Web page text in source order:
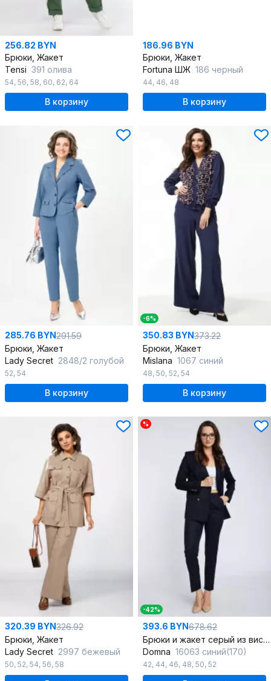
256.82 BYN
Брюки, Жакет
Tensi 391 олива
54, 56, 58, 60, 62, 64
В корзину
186.96 BYN
Брюки, Жакет
Fortuna ШЖ 186 черный
44, 46, 48
В корзину
285.76 BYN291.59
Брюки, Жакет
Lady Secret 2848/2 голубой
52, 54
В корзину
-6%
350.83 BYN373.22
Брюки, Жакет
Mislana 1067 синий
48, 50, 52, 54
В корзину
320.39 BYN326.92
Брюки, Жакет
Lady Secret 2997 бежевый
50, 52, 54, 56, 58
%
-42%
393.6 BYN678.62
Брюки и жакет серый из вискозы для повседневных образов
Domna 16063 синий(170)
42, 44, 46, 48, 50, 52